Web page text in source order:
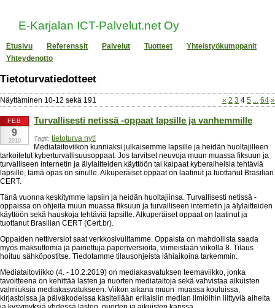
E-Karjalan ICT-Palvelut.net Oy
Etusivu Referenssit Palvelut Tuotteet
Yhteistyökumppanit
Yhteydenotto
Tietoturvatiedotteet
« 2 3 4 5 ... 64 »
Näyttäminen 10-12 sekä 191
FEB
9
2019
Turvallisesti netissä -oppaat lapsille ja vanhemmille
Tagit: tietoturva nyt!
Mediataitoviikon kunniaksi julkaisemme lapsille ja heidän huoltajilleen
tarkoitetut kyberturvallisuusoppaat. Jos tarvitset neuvoja muun muassa fiksuun ja
turvalliseen internetin ja älylaitteiden käyttöön tai kaipaat kyberaiheisia tehtäviä
lapsille, tämä opas on sinulle. Alkuperäiset oppaat on laatinut ja tuottanut Brasilian
CERT.
Tänä vuonna keskitymme lapsiin ja heidän huoltajiinsa. Turvallisesti netissä -
oppaissa on ohjeita muun muassa fiksuun ja turvalliseen internetin ja älylaitteiden
käyttöön sekä hauskoja tehtäviä lapsille. Alkuperäiset oppaat on laatinut ja
tuottanut Brasilian CERT (Cert.br).
Oppaiden nettiversiot saat verkkosivuiltamme. Oppaista on mahdollista saada
myös maksuttomia ja painettuja paperiversioita, viimeistään viikolla 8. Tilaus
hoituu sähköpostitse. Tiedotamme tilausohjeista lähiaikoina tarkemmin.
Mediataitoviikko (4. - 10.2.2019) on mediakasvatuksen teemaviikko, jonka
tavoitteena on kehittää lasten ja nuorten mediataitoja sekä vahvistaa aikuisten
valmiuksia mediakasvatukseen. Viikon aikana muun muassa kouluissa,
kirjastoissa ja päiväkodeissa käsitellään erilaisiin median ilmiöihin liittyviä aiheita